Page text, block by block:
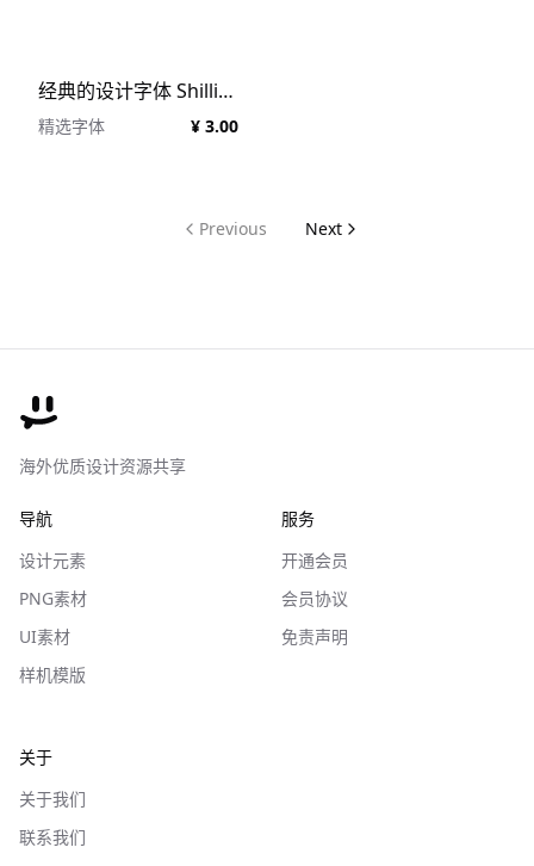
经典的设计字体 Shilling Font #573623
精选字体 ¥ 3.00
Previous Next
海外优质设计资源共享
导航
设计元素
PNG素材
UI素材
样机模版
服务
开通会员
会员协议
免责声明
关于
关于我们
联系我们